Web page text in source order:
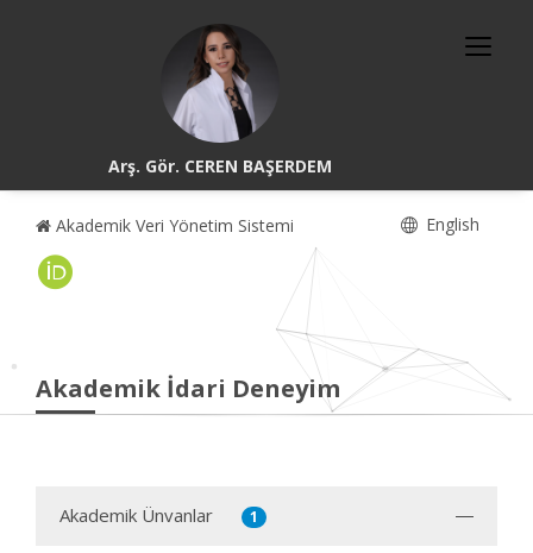
Arş. Gör. CEREN BAŞERDEM
Akademik Veri Yönetim Sistemi English
Akademik İdari Deneyim
Akademik Ünvanlar 1